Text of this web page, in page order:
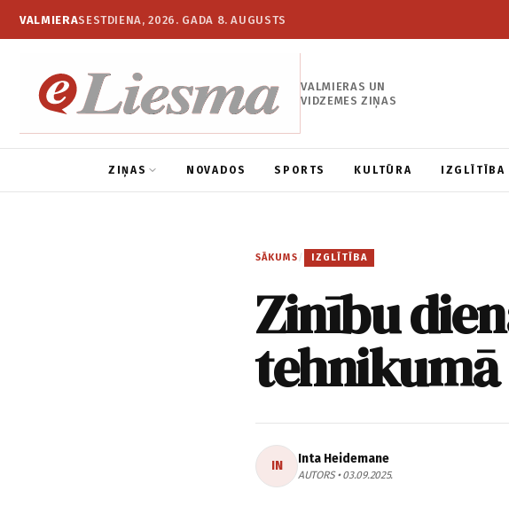
VALMIERASESTDIENA, 2026. GADA 8. AUGUSTS
VALMIERAS UN
VIDZEMES ZIŅAS
ZIŅAS NOVADOS SPORTS KULTŪRA IZGLĪTĪBA
SĀKUMS / IZGLĪTĪBA
Zinību
tehnikumā
IN Inta Heidemane
AUTORS • 03.09.2025.